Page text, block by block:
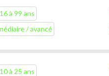
16 à 99 ans
/ avancé
10 à 25 ans